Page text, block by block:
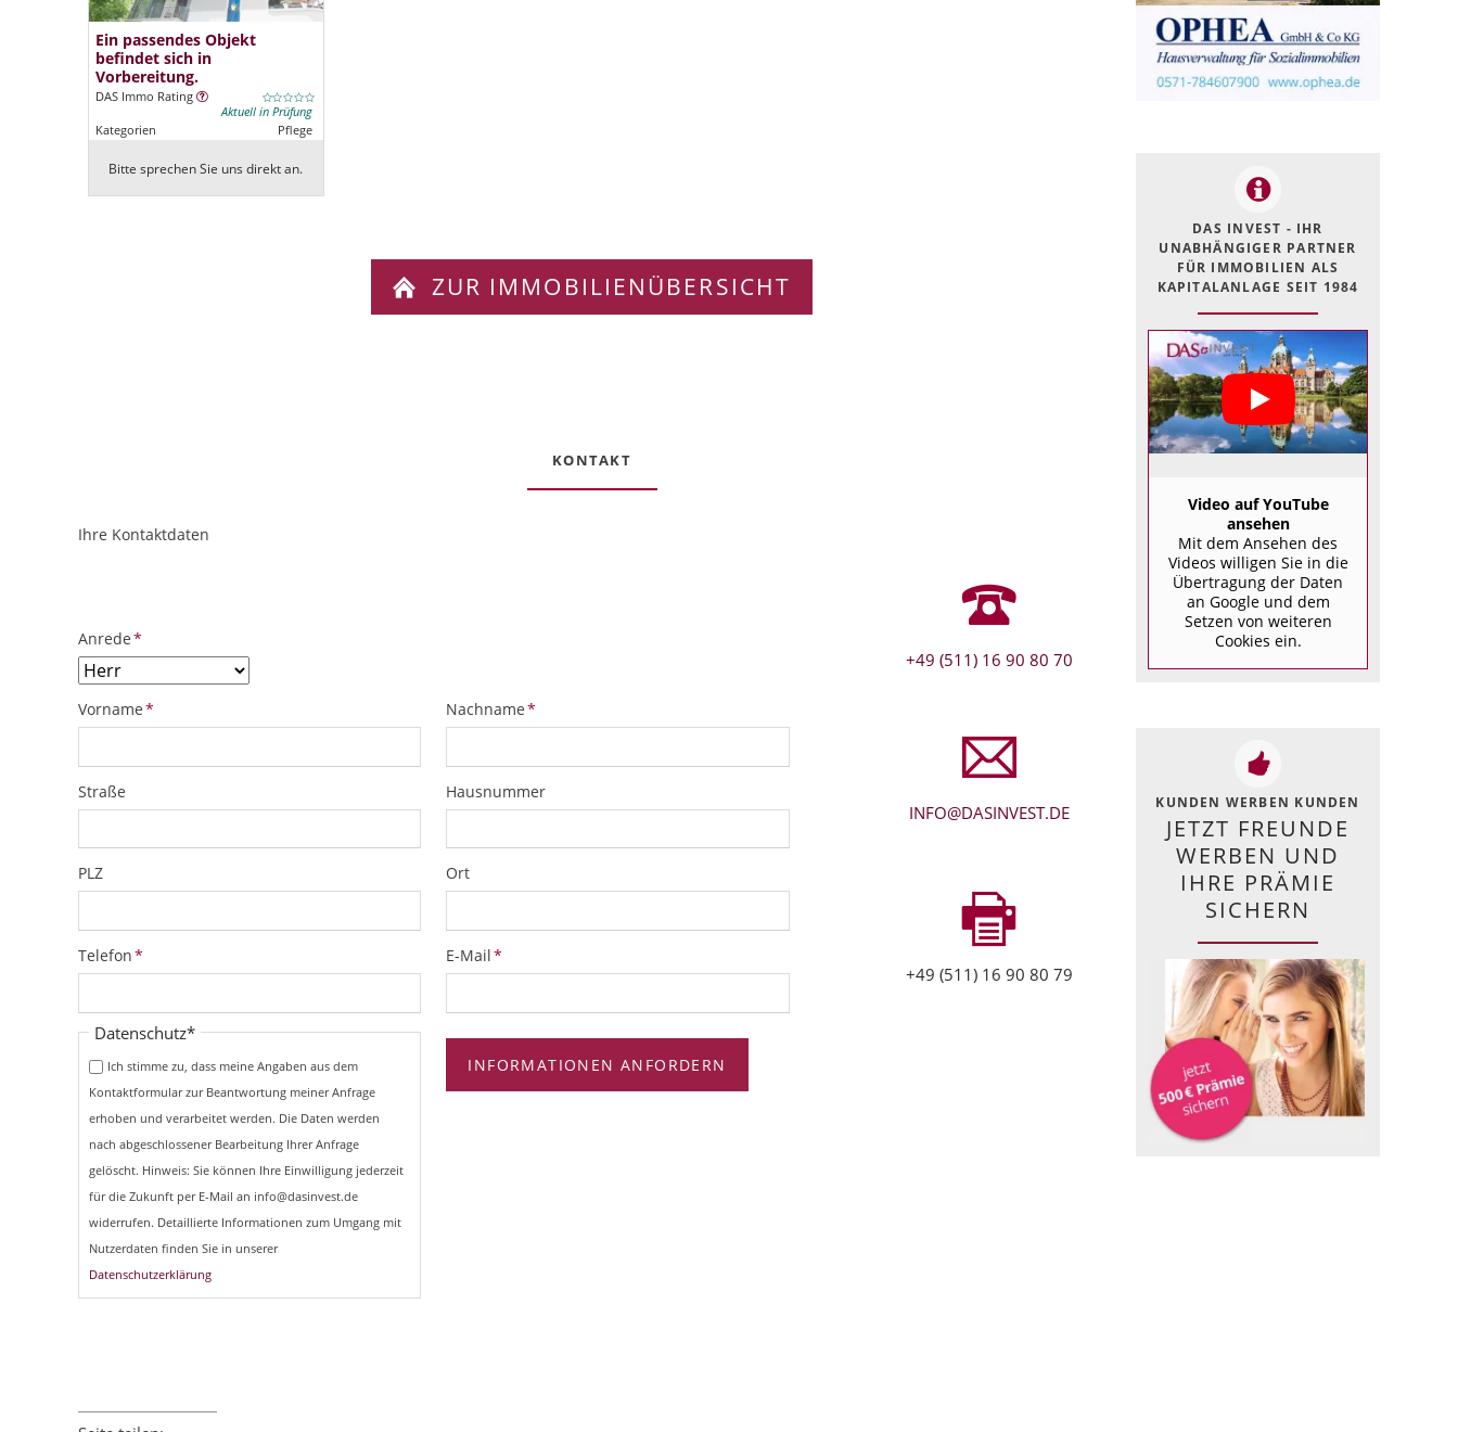
Ein passendes Objekt
befindet sich in
Vorbereitung.
DAS Immo Rating
Aktuell in Prüfung
Kategorien
Pflege
Bitte sprechen Sie uns direkt an.
ZUR IMMOBILIENÜBERSICHT
KONTAKT
ObjektPlatzhalter
URL
Ihre Kontaktdaten
Pflichtfeld
Anrede*
Pflichtfeld
Vorname* Pflichtfeld
Nachname*
Straße Hausnummer
PLZ Ort
Pflichtfeld
Telefon* Pflichtfeld
E-Mail*
Pflichtfeld
Datenschutz*
Ich stimme zu, dass meine Angaben aus dem
Kontaktformular zur Beantwortung meiner Anfrage
erhoben und verarbeitet werden. Die Daten werden
nach abgeschlossener Bearbeitung Ihrer Anfrage
gelöscht. Hinweis: Sie können Ihre Einwilligung jederzeit
für die Zukunft per E-Mail an info@dasinvest.de
widerrufen. Detaillierte Informationen zum Umgang mit
Nutzerdaten finden Sie in unserer
Datenschutzerklärung
INFORMATIONEN ANFORDERN
+49 (511) 16 90 80 70
INFO@DASINVEST.DE
+49 (511) 16 90 80 79
DAS INVEST - IHR
UNABHÄNGIGER PARTNER
FÜR IMMOBILIEN ALS
KAPITALANLAGE SEIT 1984
Video auf YouTube
ansehen
Mit dem Ansehen des
Videos willigen Sie in die
Übertragung der Daten
an Google und dem
Setzen von weiteren
Cookies ein.
KUNDEN WERBEN KUNDEN
JETZT FREUNDE
WERBEN UND
IHRE PRÄMIE
SICHERN